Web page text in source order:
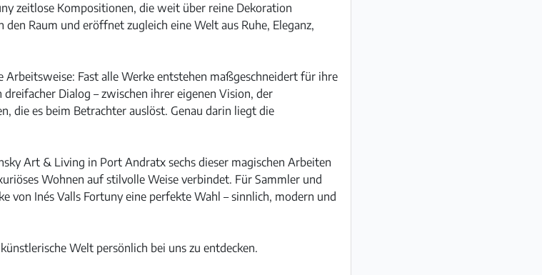
zeitlose Kompositionen, die weit über reine Dekoration
Raum und eröffnet zugleich eine Welt aus Ruhe, Eleganz,
Arbeitsweise: Fast alle Werke entstehen maßgeschneidert für ihre
Dialog – zwischen ihrer eigenen Vision, der
die es beim Betrachter auslöst. Genau darin liegt die
Art & Living in Port Andratx sechs dieser magischen Arbeiten
Wohnen auf stilvolle Weise verbindet. Für Sammler und
von Inés Valls Fortuny eine perfekte Wahl – sinnlich, modern und
Welt persönlich bei uns zu entdecken.